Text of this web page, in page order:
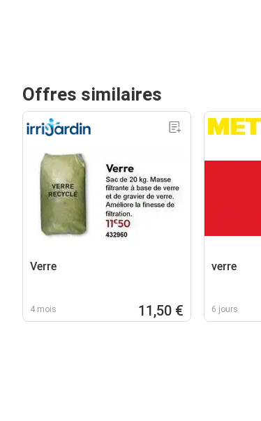
Offres similaires
Verre
4 mois 11,50 €
verre
6 jours